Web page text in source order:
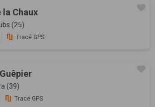
la Chaux
(25)
Tracé GPS
(39)
Tracé GPS